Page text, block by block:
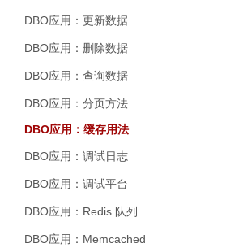
DBO应用：更新数据
DBO应用：删除数据
DBO应用：查询数据
DBO应用：分页方法
DBO应用：缓存用法
DBO应用：调试日志
DBO应用：调试平台
DBO应用：Redis 队列
DBO应用：Memcached